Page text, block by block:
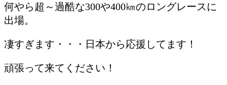
何やら超～過酷な300や400㎞のロングレースに
出場。
凄すぎます・・・日本から応援してます！
頑張って来てください！